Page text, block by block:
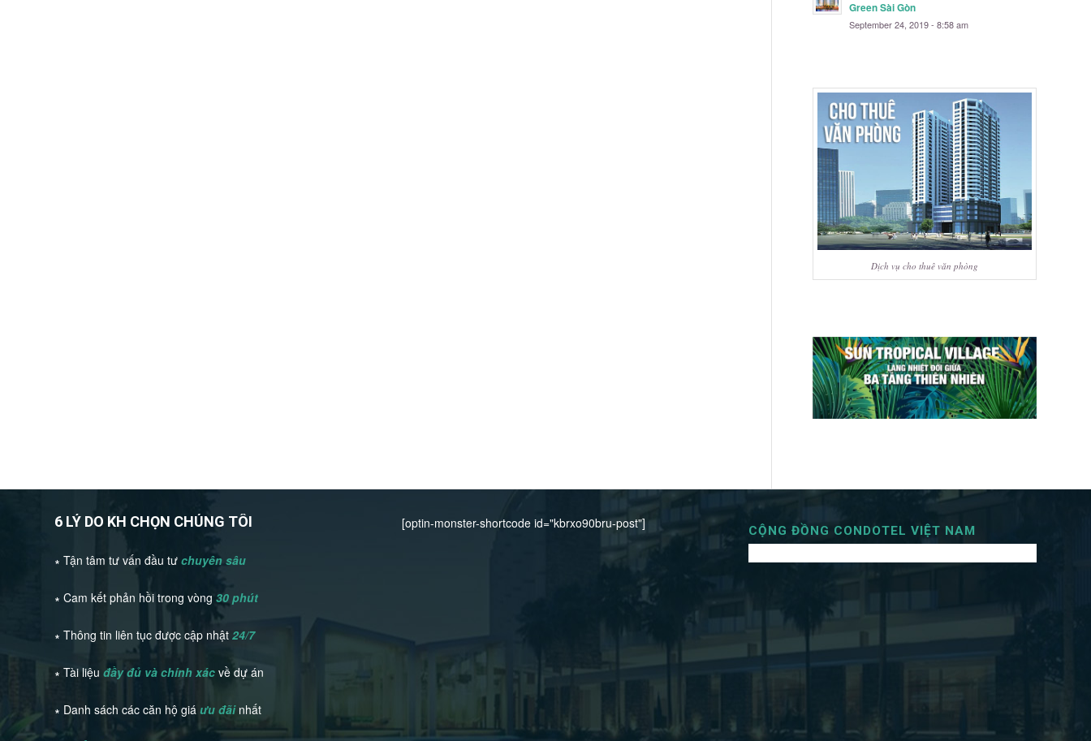
Green Sài Gòn
September 24, 2019 - 8:58 am
Dịch vụ cho thuê văn phòng
6 LÝ DO KH CHỌN CHÚNG TÔI
∗ Tận tâm tư vấn đầu tư chuyên sâu
∗ Cam kết phản hồi trong vòng 30 phút
∗ Thông tin liên tục được cập nhật 24/7
∗ Tài liệu đầy đủ và chính xác về dự án
∗ Danh sách các căn hộ giá ưu đãinhất
[optin-monster-shortcode id="kbrxo90bru-post"]
CỘNG ĐỒNG CONDOTEL VIỆT NAM